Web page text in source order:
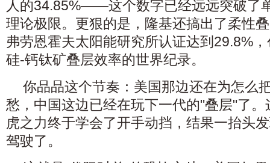
人的34.85%——这个数字已经远远突破了
理论极限。更狠的是，隆基还搞出了柔性
弗劳恩霍夫太阳能研究所认证达到29.8%
硅-钙钛矿叠层效率的世界纪录。
你品品这个节奏：美国那边还在为怎么
愁，中国这边已经在玩下一代的"叠层"了
虎之力终于学会了开手动挡，结果一抬头
驾驶了。